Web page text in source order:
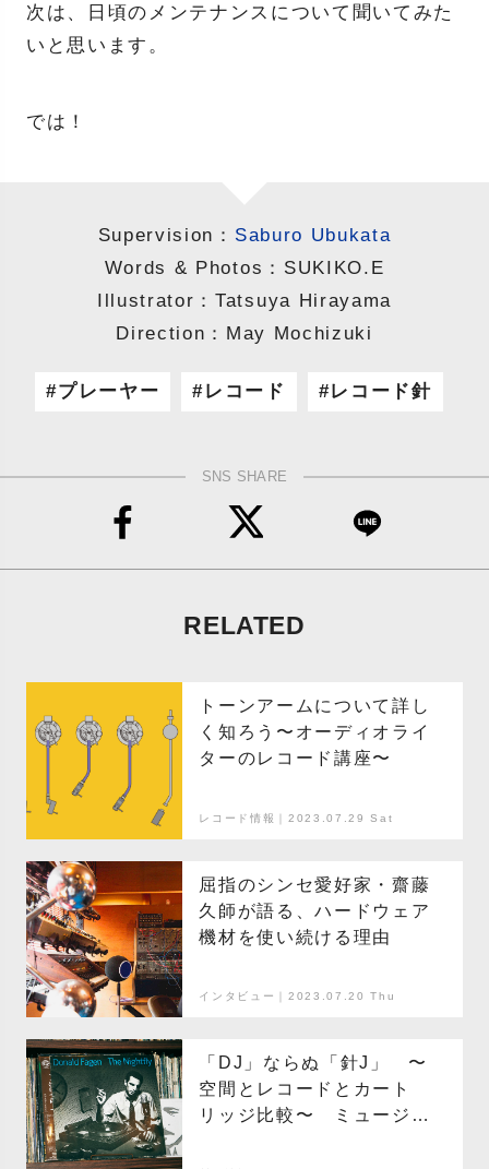
次は、日頃のメンテナンスについて聞いてみた
いと思います。
では！
Supervision： Saburo Ubukata
Words & Photos：SUKIKO.E
Illustrator：Tatsuya Hirayama
Direction：May Mochizuki
プレーヤー レコード レコード針
SNS SHARE
RELATED
トーンアームについて詳し
く知ろう〜オーディオライ
ターのレコード講座〜
レコード情報｜2023.07.29 Sat
屈指のシンセ愛好家・齋藤
久師が語る、ハードウェア
機材を使い続ける理由
インタビュー｜2023.07.20 Thu
「DJ」ならぬ「針J」 〜
空間とレコードとカート
リッジ比較〜 ミュージッ